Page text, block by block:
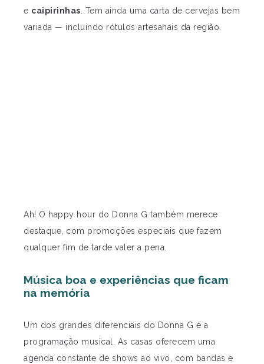
e caipirinhas. Tem ainda uma carta de cervejas bem
variada — incluindo rótulos artesanais da região.
Ah! O happy hour do Donna G também merece
destaque, com promoções especiais que fazem
qualquer fim de tarde valer a pena.
Música boa e experiências que ficam
na memória
Um dos grandes diferenciais do Donna G é a
programação musical. As casas oferecem uma
agenda constante de shows ao vivo, com bandas e